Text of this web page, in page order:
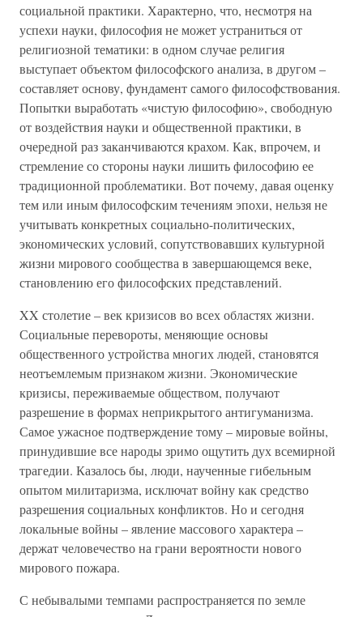
социальной практики. Характерно, что, несмотря на
успехи науки, философия не может устраниться от
религиозной тематики: в одном случае религия
выступает объектом философского анализа, в другом –
составляет основу, фундамент самого философствования.
Попытки выработать «чистую философию», свободную
от воздействия науки и общественной практики, в
очередной раз заканчиваются крахом. Как, впрочем, и
стремление со стороны науки лишить философию ее
традиционной проблематики. Вот почему, давая оценку
тем или иным философским течениям эпохи, нельзя не
учитывать конкретных социально-политических,
экономических условий, сопутствовавших культурной
жизни мирового сообщества в завершающемся веке,
становлению его философских представлений.
XX столетие – век кризисов во всех областях жизни.
Социальные перевороты, меняющие основы
общественного устройства многих людей, становятся
неотъемлемым признаком жизни. Экономические
кризисы, переживаемые обществом, получают
разрешение в формах неприкрытого антигуманизма.
Самое ужасное подтверждение тому – мировые войны,
принудившие все народы зримо ощутить дух всемирной
трагедии. Казалось бы, люди, наученные гибельным
опытом милитаризма, исключат войну как средство
разрешения социальных конфликтов. Но и сегодня
локальные войны – явление массового характера –
держат человечество на грани вероятности нового
мирового пожара.
С небывалыми темпами распространяется по земле